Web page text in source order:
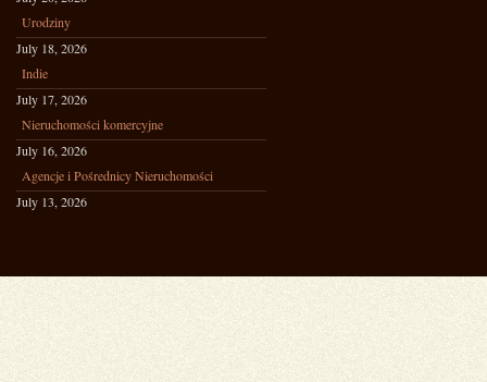
Urodziny
July 18, 2026
Indie
July 17, 2026
Nieruchomości komercyjne
July 16, 2026
Agencje i Pośrednicy Nieruchomości
July 13, 2026